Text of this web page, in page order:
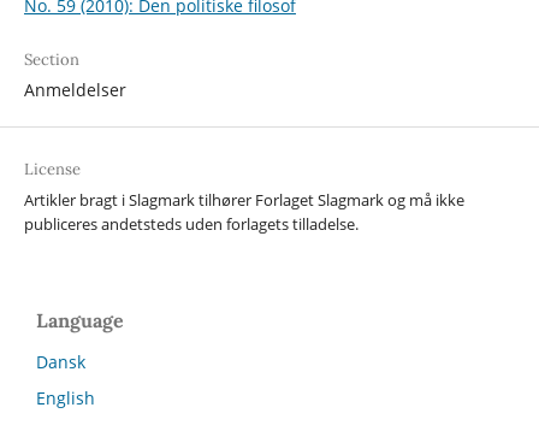
No. 59 (2010): Den politiske filosof
Section
Anmeldelser
License
Artikler bragt i Slagmark tilhører Forlaget Slagmark og må ikke
publiceres andetsteds uden forlagets tilladelse.
Language
Dansk
English